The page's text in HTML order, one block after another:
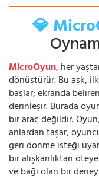
💎
MicroOyun, her
dönüştürür. Bu aşk,
başlar; ekranda
derinleşir. Burada
bir araç değildir.
anlardan taşar,
geri dönme isteği
bir alışkanlıktan
ve bağı olan bir